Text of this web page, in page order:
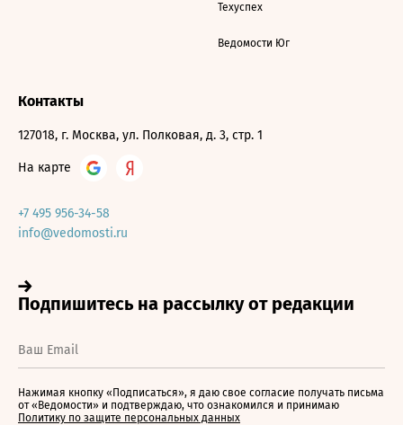
Техуспех
Ведомости Юг
Контакты
127018, г. Москва, ул. Полковая, д. 3, стр. 1
На карте
+7 495 956-34-58
info@vedomosti.ru
Нажимая кнопку «Подписаться», я даю свое согласие получать письма
от «Ведомости» и подтверждаю, что ознакомился и принимаю
Политику по защите персональных данных